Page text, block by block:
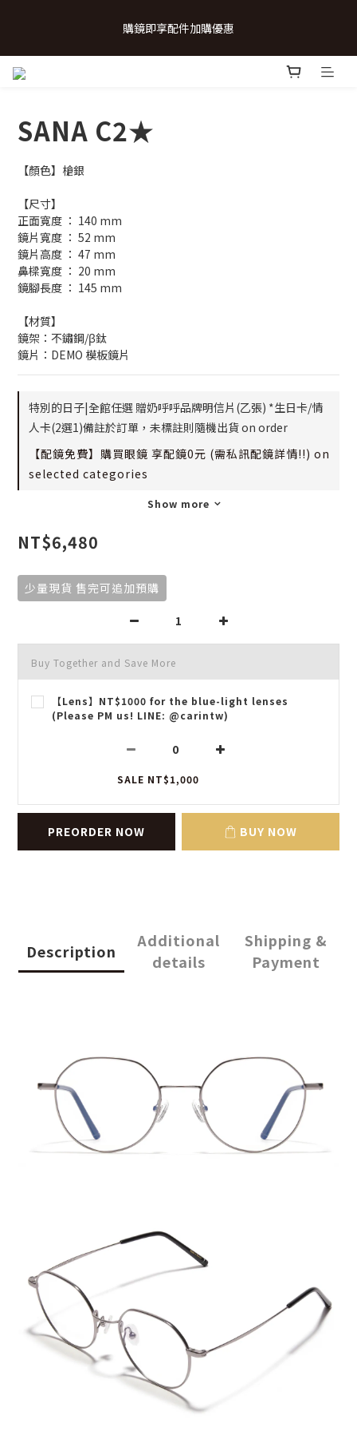
卡/情人卡(2選1)
購鏡即享配件加購優惠
💗致...特別的日子💗 | 全館任選 贈奶呼呼品牌明信片(乙張) *生日
SANA C2★
【顏色】槍銀
【尺寸】
正面寬度 ： 140 mm
鏡片寬度 ： 52 mm
鏡片高度 ： 47 mm
鼻樑寬度 ： 20 mm
鏡腳長度 ： 145 mm
【材質】
鏡架：不鏽鋼/β鈦
鏡片：DEMO 模板鏡片
特別的日子|全館任選 贈奶呼呼品牌明信片(乙張) *生日卡/情
人卡(2選1)備註於訂單，未標註則隨機出貨 on order
【配鏡免費】購買眼鏡 享配鏡0元 (需私訊配鏡詳情!!) on
selected categories
Show more
NT$6,480
少量現貨 售完可追加預購
Buy Together and Save More
【Lens】NT$1000 for the blue-light lenses
(Please PM us! LINE: @carintw)
SALE NT$1,000
PREORDER NOW BUY NOW
Description
Additional
details
Shipping &
Payment